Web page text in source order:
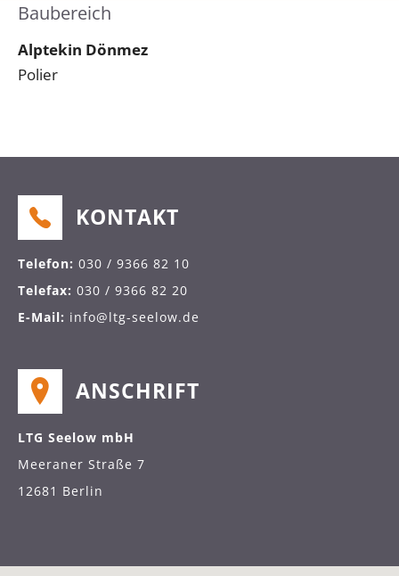
Baubereich
Alptekin Dönmez
Polier
KONTAKT
Telefon: 030 / 9366 82 10
Telefax: 030 / 9366 82 20
E-Mail: info@ltg-seelow.de
ANSCHRIFT
LTG Seelow mbH
Meeraner Straße 7
12681 Berlin